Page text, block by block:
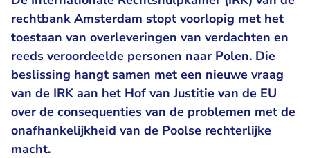
rechtbank Amsterdam stopt voorlopig met het
toestaan van overleveringen van verdachten en
reeds veroordeelde personen naar Polen. Die
beslissing hangt samen met een nieuwe vraag
van de IRK aan het Hof van Justitie van de EU
over de consequenties van de problemen met de
onafhankelijkheid van de Poolse rechterlijke
macht.